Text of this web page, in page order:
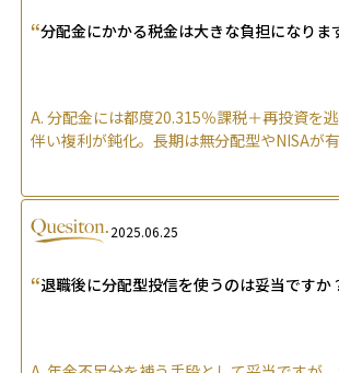
“分配金にかかる税金は大きな負担になりま
A. 分配金には都度20.315％課税＋再投資を
伴い複利が鈍化。長期は無分配型やNISAが有
2025.06.25
“退職後に分配型投信を使うのは妥当ですか